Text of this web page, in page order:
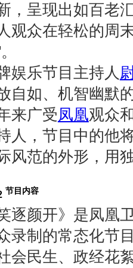
，呈现出如百老
观众在轻松的周
娱乐节目主持人
自如、机智幽默
来广受凤凰观众
人，节目中的他
风范的外形，用
节目内容
笑逐颜开》是凤凰
录制的常态化节
会民生、政经花